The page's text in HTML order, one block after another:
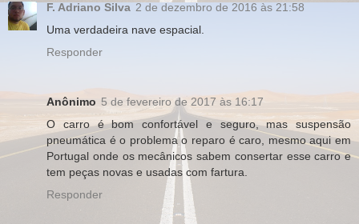
F. Adriano Silva 2 de dezembro de 2016 às 21:58
Uma verdadeira nave espacial.
Responder
Anônimo 5 de fevereiro de 2017 às 16:17
O carro é bom confortável e seguro, mas suspensão
pneumática é o problema o reparo é caro, mesmo aqui em
Portugal onde os mecânicos sabem consertar esse carro e
tem peças novas e usadas com fartura.
Responder